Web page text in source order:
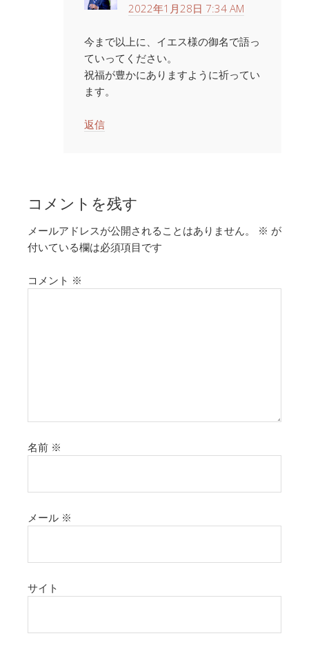
2022年1月28日 7:34 AM
今まで以上に、イエス様の御名で語っ
ていってください。
祝福が豊かにありますように祈ってい
ます。
返信
コメントを残す
メールアドレスが公開されることはありません。 ※ が
付いている欄は必須項目です
コメント ※
名前 ※
メール ※
サイト